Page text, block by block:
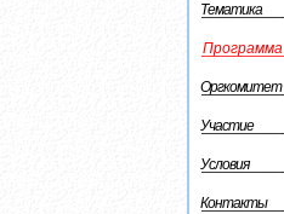
Тематика
Программа
Оргкомитет
Участие
Условия
Контакты